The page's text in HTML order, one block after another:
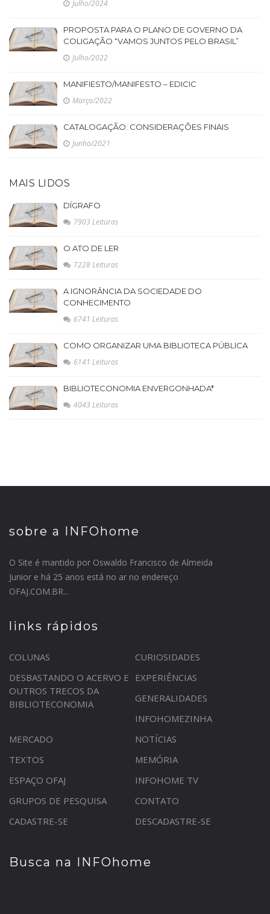
Julho/2024
PROPOSTA PARA O PLANO DE GOVERNO DA
COLIGAÇÃO “VAMOS JUNTOS PELO BRASIL”
Julho/2022
MANIFIESTO/MANIFESTO – EDICIC
Março/2022
CATALOGAÇÃO: CONSIDERAÇÕES FINAIS
Junho/2021
MAIS LIDOS
DÍGRAFO
7903 Leituras
O ATO DE LER
7228 Leituras
A IGNORÂNCIA DA SOCIEDADE DO
CONHECIMENTO
6741 Leituras
COMO ORGANIZAR UMA BIBLIOTECA PÚBLICA
6141 Leituras
BIBLIOTECONOMIA ENVERGONHADA*
4043 Leituras
sobre a INFOhome
O Site é mantido por Oswaldo Francisco de Almeida
Junior e há 25 anos está no ar no endereço
OFAJ.COM.BR...
links rápidos
COLUNAS
CURIOSIDADES
DESBASTANDO O ACERVO E
OUTROS TRECOS DA
BIBLIOTECONOMIA
EXPERIÊNCIAS
GENERALIDADES
INFOHOMEZINHA
MERCADO
NOTÍCIAS
TEXTOS
MEMÓRIA
ESPAÇO OFAJ
INFOHOME TV
GRUPOS DE PESQUISA
CONTATO
CADASTRE-SE
DESCADASTRE-SE
Busca na INFOhome